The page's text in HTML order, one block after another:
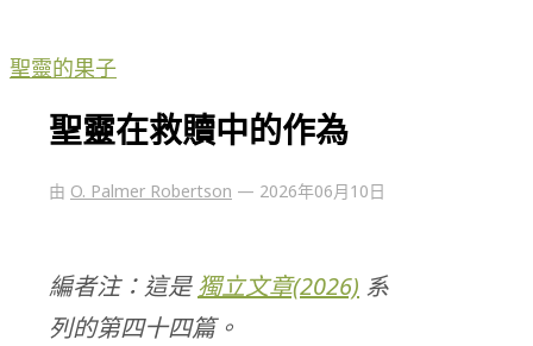
聖靈的果子
聖靈在救贖中的作為
由 O. Palmer Robertson — 2026年06月10日
編者注：這是獨立文章(2026) 系
列的第四十四篇。